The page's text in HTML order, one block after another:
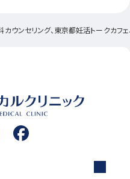
ウンセリング、東京都妊活トークカフ